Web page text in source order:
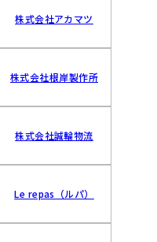
株式会社アカマツ
株式会社根岸製作所
株式会社誠輪物流
Le repas（ルパ）